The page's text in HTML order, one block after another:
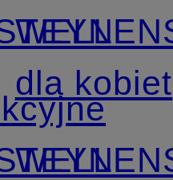
dla kobiet